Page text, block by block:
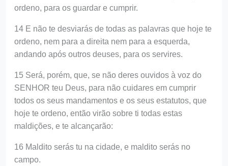
ordeno, para os guardar e cumprir.
14 E não te desviarás de todas as palavras que hoje te
ordeno, nem para a direita nem para a esquerda,
andando após outros deuses, para os servires.
15 Será, porém, que, se não deres ouvidos à voz do
SENHOR teu Deus, para não cuidares em cumprir
todos os seus mandamentos e os seus estatutos, que
hoje te ordeno, então virão sobre ti todas estas
maldições, e te alcançarão:
16 Maldito serás tu na cidade, e maldito serás no
campo.